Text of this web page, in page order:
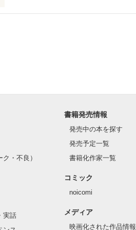
・不良）
実話
書籍発売情報
発売中の本を探す
発売予定一覧
書籍化作家一覧
コミック
noicomi
メディア
映画化された作品情報